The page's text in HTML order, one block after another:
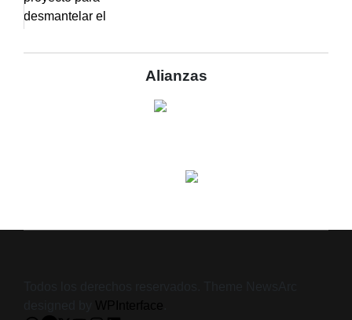
Alianzas